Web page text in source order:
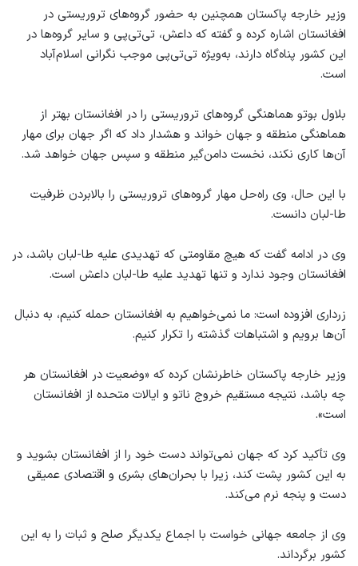
وزیر خارجه پاکستان همچنین به حضور گروه‌های تروریستی در
افغانستان اشاره کرده و گفته که داعش، تی‌تی‌پی و سایر گروه‌ها در
این کشور پناه‌گاه دارند، به‌ویژه تی‌تی‌پی موجب نگرانی اسلام‌آباد
است.
بلاول بوتو هماهنگی گروه‌های تروریستی را در افغانستان بهتر از
هماهنگی منطقه و جهان خواند و هشدار داد که اگر جهان برای مهار
آن‌ها کاری نکند، نخست‌ دامن‌گیر منطقه و سپس جهان خواهد شد.
با این حال، وی راه‌حل مهار گروه‌های تروریستی را بالابردن ظرفیت
طا-لبان دانست.
وی در ادامه گفت که هیچ مقاومتی که تهدیدی علیه طا-لبان باشد، در
افغانستان وجود ندارد و تنها تهدید علیه طا-لبان داعش است.
زرداری افزوده است: ما نمی‌خواهیم به افغانستان حمله کنیم، به دنبال
آن‌ها برویم و اشتباهات گذشته را تکرار کنیم.
وزیر خارجه پاکستان خاطرنشان کرده که «وضعیت در افغانستان هر
چه باشد، نتیجه مستقیم خروج ناتو و ایالات متحده از افغانستان
است».
وی تأکید کرد که جهان نمی‌تواند دست خود را از افغانستان بشوید و
به این کشور پشت کند، زیرا با بحران‌های بشری و اقتصادی عمیقی
دست و پنجه نرم می‌کند.
وی از جامعه جهانی خواست با اجماع یکدیگر صلح و ثبات را به این
کشور برگرداند.